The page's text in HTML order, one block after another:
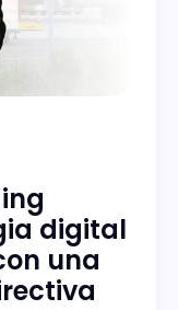
digital
una